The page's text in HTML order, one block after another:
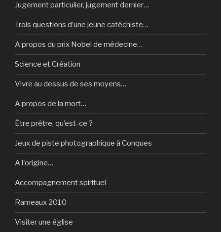
Jugement particulier, jugement dernier…
Trois questions d’une jeune catéchiste…
A propos du prix Nobel de médecine…
Science et Création
Vivre au dessus de ses moyens…
A propos de la mort…
Être prêtre, qu’est-ce ?
Jeux de piste photographique à Conques
A l'origine…
Accompagnement spirituel
Rameaux 2010
Visiter une église